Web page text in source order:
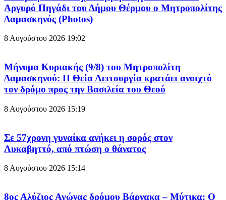
Αργυρό Πηγάδι του Δήμου Θέρμου ο Μητροπολίτης
Δαμασκηνός (Photos)
8 Αυγούστου 2026 19:02
Μήνυμα Κυριακής (9/8) του Μητροπολίτη
Δαμασκηνού: Η Θεία Λειτουργία κρατάει ανοιχτό
τον δρόμο προς την Βασιλεία του Θεού
8 Αυγούστου 2026 15:19
Σε 57χρονη γυναίκα ανήκει η σορός στον
Λυκαβηττό, από πτώση ο θάνατος
8 Αυγούστου 2026 15:14
8ος Αλύζιος Αγώνας δρόμου Βάρνακα – Μύτικα: Ο